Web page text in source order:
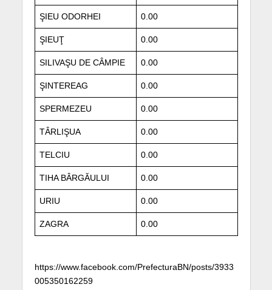
ŞIEU ODORHEI 0.00
ŞIEUŢ 0.00
SILIVAŞU DE CÂMPIE 0.00
ŞINTEREAG 0.00
SPERMEZEU 0.00
TÂRLIŞUA 0.00
TELCIU 0.00
TIHA BÂRGĂULUI 0.00
URIU 0.00
ZAGRA 0.00
https://www.facebook.com/PrefecturaBN/posts/3933
005350162259